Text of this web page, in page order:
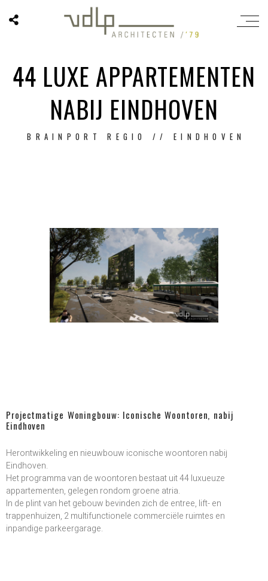
44 LUXE APPARTEMENTEN
NABIJ EINDHOVEN
BRAINPORT REGIO // EINDHOVEN
Projectmatige Woningbouw: Iconische Woontoren, nabij
Eindhoven
Herontwikkeling en nieuwbouw iconische woontoren nabij
Eindhoven.
Het programma van de woontoren bestaat uit 44 luxueuze
appartementen, gelegen rondom groene atria.
In de plint van het gebouw bevinden zich de entree, lift- en
trappenhuizen, 2 multifunctionele commerciële ruimtes en
inpandige parkeergarage.